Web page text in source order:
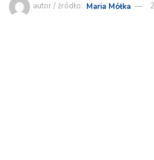
autor / źródło: Maria Mółka